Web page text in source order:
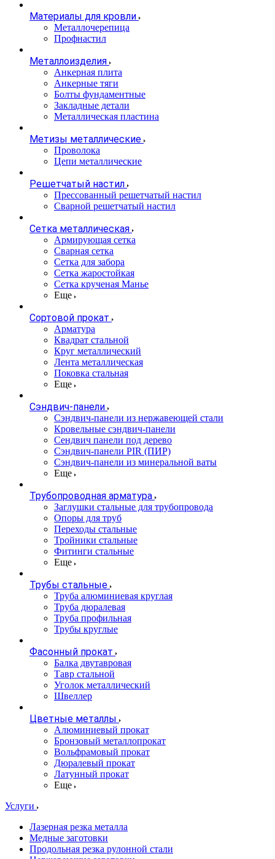
Материалы для кровли
Металлочерепица
Профнастил
Металлоизделия
Анкерная плита
Анкерные тяги
Болты фундаментные
Закладные детали
Металлическая пластина
Метизы металлические
Проволока
Цепи металлические
Решетчатый настил
Прессованный решетчатый настил
Сварной решетчатый настил
Сетка металлическая
Армирующая сетка
Сварная сетка
Сетка для забора
Сетка жаростойкая
Сетка крученая Манье
Еще
Сортовой прокат
Арматура
Квадрат стальной
Круг металлический
Лента металлическая
Поковка стальная
Еще
Сэндвич-панели
Cэндвич-панели из нержавеющей стали
Кровельные сэндвич-панели
Сендвич панели под дерево
Сэндвич-панели PIR (ПИР)
Сэндвич-панели из минеральной ваты
Еще
Трубопроводная арматура
Заглушки стальные для трубопровода
Опоры для труб
Переходы стальные
Тройники стальные
Фитинги стальные
Еще
Трубы стальные
Труба алюминиевая круглая
Труба дюралевая
Труба профильная
Трубы круглые
Фасонный прокат
Балка двутавровая
Тавр стальной
Уголок металлический
Швеллер
Цветные металлы
Алюминиевый прокат
Бронзовый металлопрокат
Вольфрамовый прокат
Дюралевый прокат
Латунный прокат
Еще
Услуги
Лазерная резка металла
Медные заготовки
Продольная резка рулонной стали